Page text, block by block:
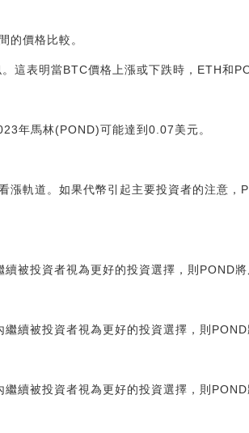
的價格比較。
這表明當BTC價格上漲或下跌時，ETH和
年馬林(POND)可能達到0.07美元。
漲軌道。如果代幣引起主要投資者的注意
被投資者視為更好的投資選擇，則POND將
續被投資者視為更好的投資選擇，則POND
續被投資者視為更好的投資選擇，則POND